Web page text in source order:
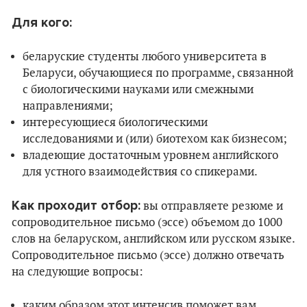
Для кого:
беларуские студенты любого университета в
Беларуси, обучающиеся по программе, связанной
с биологическими науками или смежными
направлениями;
интересующиеся биологическими
исследованиями и (или) биотехом как бизнесом;
владеющие достаточным уровнем английского
для устного взаимодействия со спикерами.
Как проходит отбор: вы отправляете резюме и
сопроводительное письмо (эссе) объемом до 1000
слов на беларуском, английском или русском языке.
Сопроводительное письмо (эссе) должно отвечать
на следующие вопросы: